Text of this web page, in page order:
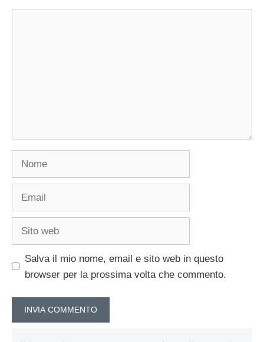
Nome
Email
Sito
Salva il mio nome, email e sito web in questo
browser per la prossima volta che commento.